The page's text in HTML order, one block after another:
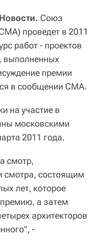
Союз
проведет в 2011
работ - проектов
выполненных
премии
в сообщении СМА.
на участие в
московскими
2011 года.
смотр,
смотра, состоящим
лет, которое
а затем
архитекторов
-